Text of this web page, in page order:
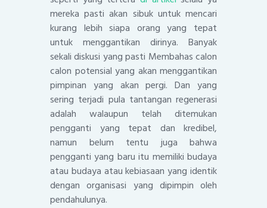
mereka pasti akan sibuk untuk mencari
kurang lebih siapa orang yang tepat
untuk menggantikan dirinya. Banyak
sekali diskusi yang pasti Membahas calon
calon potensial yang akan menggantikan
pimpinan yang akan pergi. Dan yang
sering terjadi pula tantangan regenerasi
adalah walaupun telah ditemukan
pengganti yang tepat dan kredibel,
namun belum tentu juga bahwa
pengganti yang baru itu memiliki budaya
atau budaya atau kebiasaan yang identik
dengan organisasi yang dipimpin oleh
pendahulunya.